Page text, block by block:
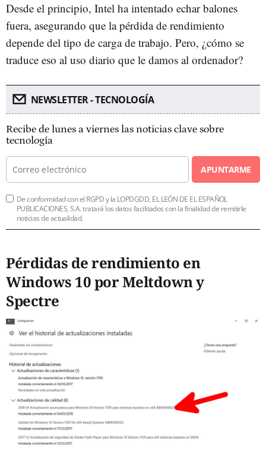
Desde el principio, Intel ha intentado echar balones
fuera, asegurando que la pérdida de rendimiento
depende del tipo de carga de trabajo. Pero, ¿cómo se
traduce eso al uso diario que le damos al ordenador?
NEWSLETTER - TECNOLOGÍA
Recibe de lunes a viernes las noticias clave sobre
tecnología
APUNTARME
De conformidad con el RGPD y la LOPDGDD, EL LEÓN DE EL ESPAÑOL
PUBLICACIONES, S.A. tratará los datos facilitados con la finalidad de remitirle
noticias de actualidad.
Pérdidas de rendimiento en
Windows 10 por Meltdown y
Spectre